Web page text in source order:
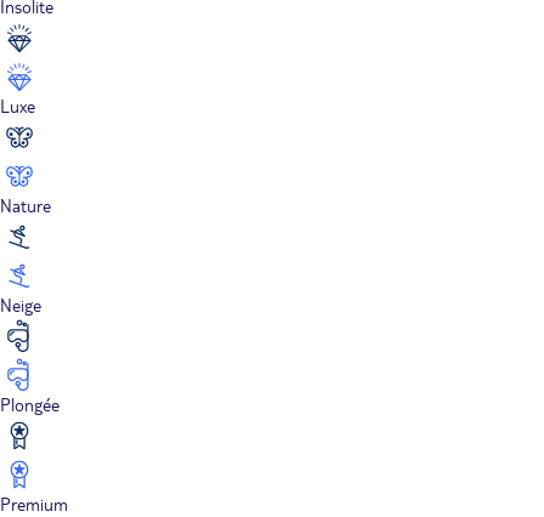
Insolite
Luxe
Nature
Neige
Plongée
Premium